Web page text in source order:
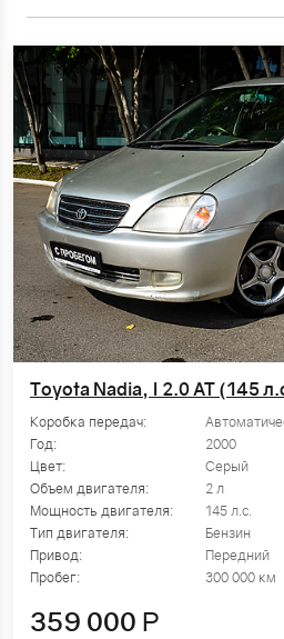
Toyota Nadia, I 2.0 AT (145
Коробка передач:
Год:
2000
Цвет:
Серый
Объем двигателя:
2 л
Мощность двигателя:
145 л.с.
Тип двигателя:
Бензин
Привод:
Передний
Пробег:
300 000 км
359 000 Р